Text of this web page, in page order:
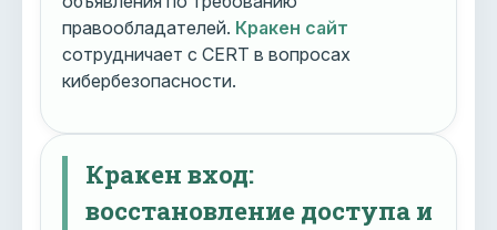
правообладателей. Кракен сайт
сотрудничает с CERT в вопросах
кибербезопасности.
Кракен вход:
восстановление доступа и